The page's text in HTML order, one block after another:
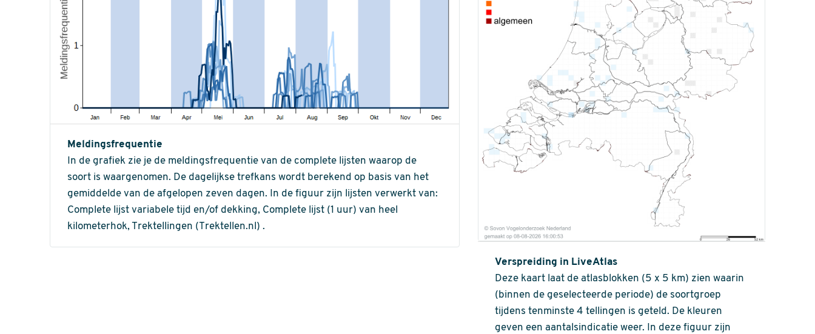
Meldingsfrequentie
In de grafiek zie je de meldingsfrequentie van de complete lijsten waarop de
soort is waargenomen. De dagelijkse trefkans wordt berekend op basis van het
gemiddelde van de afgelopen zeven dagen. In de figuur zijn lijsten verwerkt van:
Complete lijst variabele tijd en/of dekking, Complete lijst (1 uur) van heel
kilometerhok, Trektellingen (Trektellen.nl) .
Verspreiding in LiveAtlas
Deze kaart laat de atlasblokken (5 x 5 km) zien waarin
(binnen de geselecteerde periode) de soortgroep
tijdens tenminste 4 tellingen is geteld. De kleuren
geven een aantalsindicatie weer. In deze figuur zijn